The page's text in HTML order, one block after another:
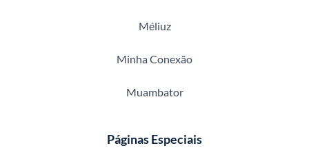
Méliuz
Minha Conexão
Muambator
Páginas Especiais